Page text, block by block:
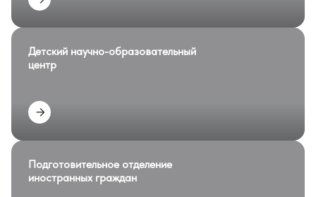
Детский научно-образовательный
центр
Подготовительное отделение
иностранных граждан